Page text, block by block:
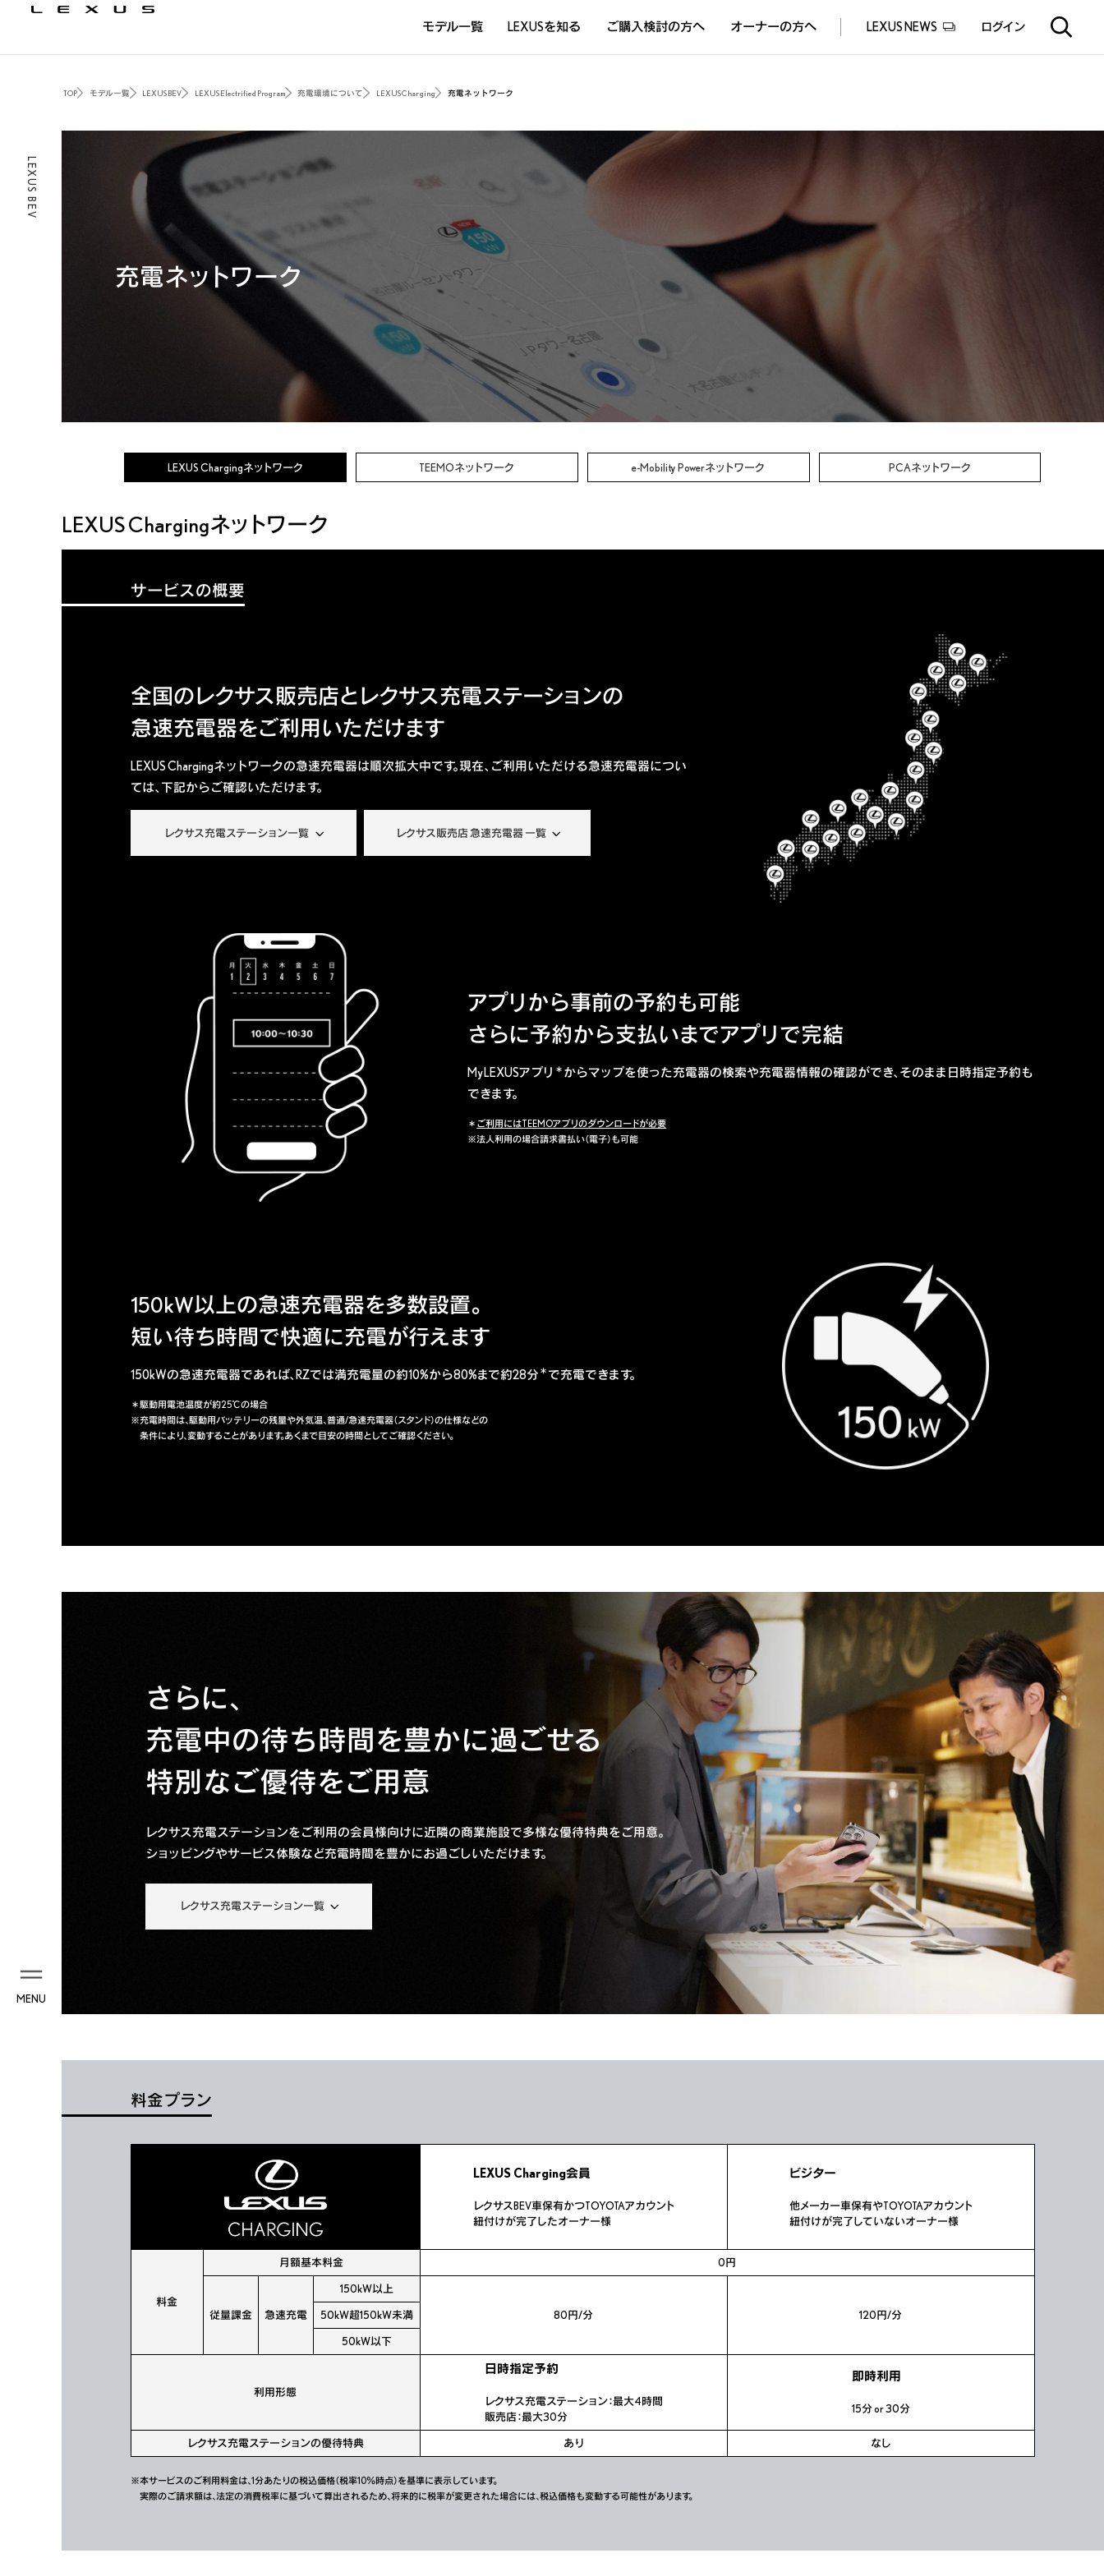
モデル一覧 LEXUSを知る ご購入検討の方へ オーナーの方へ LEXUS NEWS ログイン
DISCOVER THE LEXUS LIFE
Sustainability
LEXUS EXPERIENCE(体験サービス)
TOP モデル一覧 LEXUS BEV LEXUS Electrified Program 充電環境について LEXUS Charging 充電ネットワーク
充電ネットワーク
LEXUS Chargingネットワーク TEEMOネットワーク e-Mobility Powerネットワーク PCAネットワーク
LEXUS Chargingネットワーク
サービスの概要
全国のレクサス販売店とレクサス充電ステーションの
急速充電器をご利用いただけます
LEXUS Chargingネットワークの急速充電器は順次拡大中です。現在、ご利用いただける急速充電器につい
ては、下記からご確認いただけます。
レクサス充電ステーション一覧 レクサス販売店 急速充電器 一覧
アプリから事前の予約も可能
さらに予約から支払いまでアプリで完結
My LEXUSアプリ ＊ からマップを使った充電器の検索や充電器情報の確認ができ、そのまま日時指定予約も
できます。
＊ ご利用にはTEEMOアプリのダウンロードが必要
※法人利用の場合請求書払い（電子）も可能
150kW以上の急速充電器を多数設置。
短い待ち時間で快適に充電が行えます
150kWの急速充電器であれば、RZでは満充電量の約10%から80%まで約28分 ＊ で充電できます。
＊駆動用電池温度が約25℃の場合
※充電時間は、駆動用バッテリーの残量や外気温、普通/急速充電器（スタンド）の仕様などの
条件により、変動することがあります。あくまで目安の時間としてご確認ください。
さらに、
充電中の待ち時間を豊かに過ごせる
特別なご優待をご用意
レクサス充電ステーションをご利用の会員様向けに近隣の商業施設で多様な優待特典をご用意。
ショッピングやサービス体験など充電時間を豊かにお過ごしいただけます。
レクサス充電ステーション一覧
料金プラン
LEXUS Charging会員
レクサスBEV車保有かつTOYOTAアカウント
紐付けが完了したオーナー様
ビジター
他メーカー車保有やTOYOTAアカウント
紐付けが完了していないオーナー様
料金
月額基本料金 0円
従量課金 急速充電
150kW以上
80円/分
120円/分
50kW超150kW未満
50kW以下
利用形態
日時指定予約
レクサス充電ステーション：最大4時間
販売店：最大30分
即時利用
15分 or 30分
レクサス充電ステーションの優待特典 あり なし
※本サービスのご利用料金は、1分あたりの税込価格（税率10％時点）を基準に表示しています。
実際のご請求額は、法定の消費税率に基づいて算出されるため、将来的に税率が変更された場合には、税込価格も変動する可能性があります。
LEXUS BEV
MENU